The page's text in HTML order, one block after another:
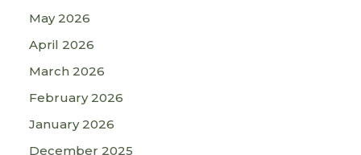
May 2026
April 2026
March 2026
February 2026
January 2026
December 2025